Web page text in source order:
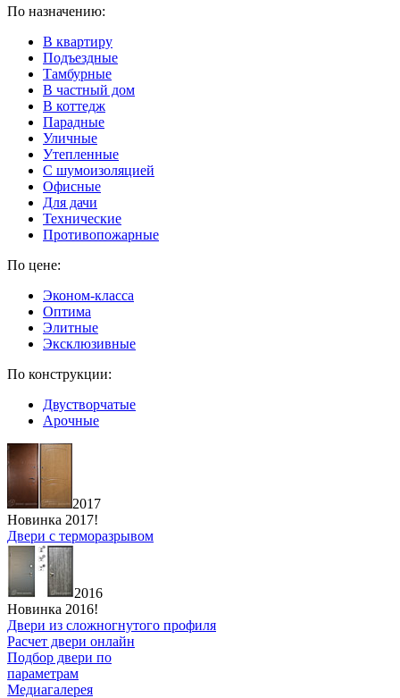
По назначению:
В квартиру
Подъездные
Тамбурные
В частный дом
В коттедж
Парадные
Уличные
Утепленные
C шумоизоляцией
Офисные
Для дачи
Технические
Противопожарные
По цене:
Эконом-класса
Оптима
Элитные
Эксклюзивные
По конструкции:
Двустворчатые
Арочные
2017
Новинка 2017!
Двери с терморазрывом
2016
Новинка 2016!
Двери из сложногнутого профиля
Расчет двери онлайн
Подбор двери по
параметрам
Медиагалерея